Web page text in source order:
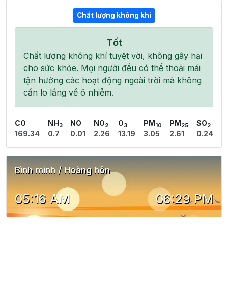
Chất lượng không khí
Tốt
Chất lượng không khí tuyệt vời, không gây hại
cho sức khỏe. Mọi người đều có thể thoải mái
tận hưởng các hoạt động ngoài trời mà không
cần lo lắng về ô nhiễm.
CO
169.34
NH 3
0.7
NO
0.01
NO2
2.26
O3
13.19
PM 10
3.05
PM 25
2.61
SO2
0.24
Bình minh / Hoàng hôn
05:16 AM 06:29 PM